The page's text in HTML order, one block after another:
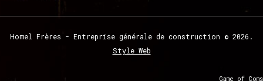
Homel Frères - Entreprise générale de construction © 2026.
Style Web
Game of Coms